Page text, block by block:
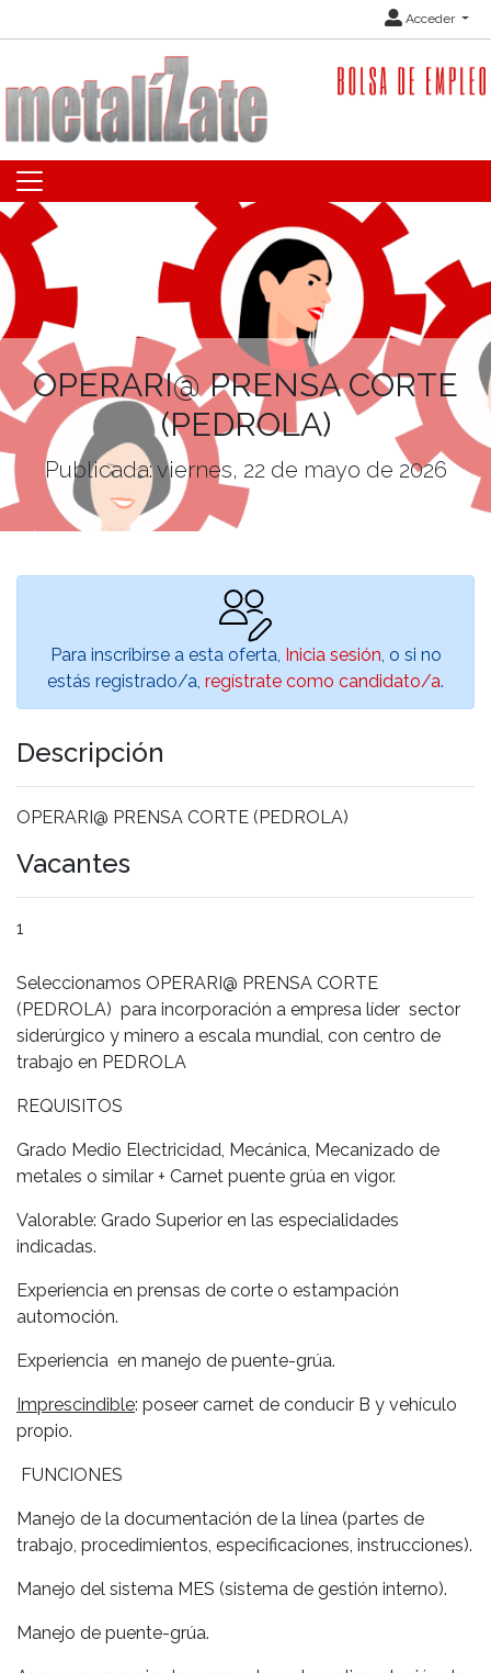
Acceder
OPERARI@ PRENSA CORTE
(PEDROLA)
Publicada: viernes, 22 de mayo de 2026
Para inscribirse a esta oferta, Inicia sesión , o si no
estás registrado/a, regístrate como candidato/a.
Descripción
OPERARI@ PRENSA CORTE (PEDROLA)
Vacantes
1
Seleccionamos OPERARI@ PRENSA CORTE
(PEDROLA) para incorporación a empresa líder sector
siderúrgico y minero a escala mundial, con centro de
trabajo en PEDROLA
REQUISITOS
Grado Medio Electricidad, Mecánica, Mecanizado de
metales o similar + Carnet puente grúa en vigor.
Valorable: Grado Superior en las especialidades
indicadas.
Experiencia en prensas de corte o estampación
automoción.
Experiencia en manejo de puente-grúa.
Imprescindible: poseer carnet de conducir B y vehículo
propio.
FUNCIONES
Manejo de la documentación de la línea (partes de
trabajo, procedimientos, especificaciones, instrucciones).
Manejo del sistema MES (sistema de gestión interno).
Manejo de puente-grúa.